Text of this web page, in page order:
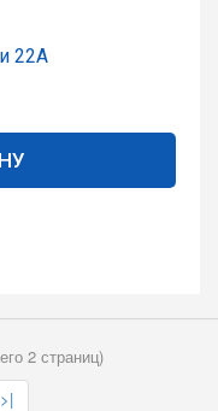
22А
2 страниц)
>|